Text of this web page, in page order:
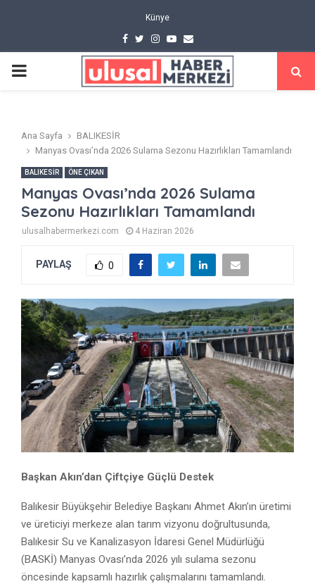
Künye
Facebook
TwitterInstagram
Youtube
Email
PRIMARY
Ana Sayfa
BALIKESİR
Manyas Ovası’nda 2026 Sulama Sezonu Hazırlıkları Tamamlandı
BALIKESİR ÖNE ÇIKAN
Manyas Ovası’nda 2026 Sulama
Sezonu Hazırlıkları Tamamlandı
ulusalhabermerkezi.com 4 Haziran 2026
PAYLAŞ 0
Başkan Akın’dan Çiftçiye Güçlü Destek
Balıkesir Büyükşehir Belediye Başkanı Ahmet Akın’ın üretimi
ve üreticiyi merkeze alan tarım vizyonu doğrultusunda,
Balıkesir Su ve Kanalizasyon İdaresi Genel Müdürlüğü
(BASKİ) Manyas Ovası’nda 2026 yılı sulama sezonu
öncesinde kapsamlı hazırlık çalışmalarını tamamlandı.